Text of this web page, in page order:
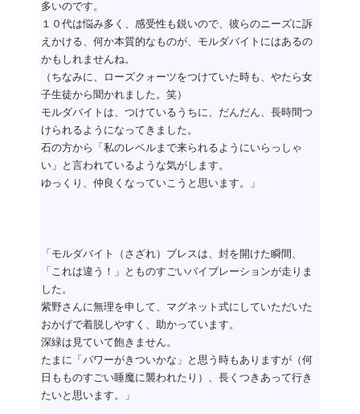
多いのです。
１０代は悩み多く、感受性も鋭いので、彼らのニーズに訴
えかける、何か本質的なものが、モルダバイトにはあるの
かもしれませんね。
（ちなみに、ローズクォーツをつけていた時も、やたら女
子生徒から聞かれました。笑）
モルダバイトは、つけているうちに、だんだん、長時間つ
けられるようになってきました。
石の方から「私のレベルまで来られるようにいらっしゃ
い」と言われているような気がします。
ゆっくり、仲良くなっていこうと思います。」
「モルダバイト（さざれ）ブレスは、封を開けた瞬間、
「これは違う！」とものすごいバイブレーションが走りま
した。
紫野さんに無理を申して、マグネット式にしていただいた
おかげで着脱しやすく、助かっています。
深緑は見ていて飽きません。
たまに「パワーがきついかな」と思う時もありますが（何
日もものすごい睡魔に襲われたり）、長くつきあって行き
たいと思います。」